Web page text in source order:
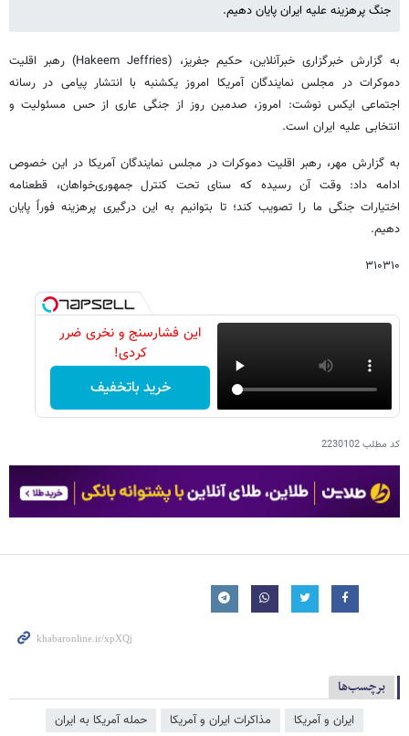
جنگ پرهزینه علیه ایران پایان دهیم.
به گزارش خبرگزاری خبرآنلاین، حکیم جفریز، (Hakeem Jeffries) رهبر اقلیت
دموکرات در مجلس نمایندگان آمریکا امروز یکشنبه با انتشار پیامی در رسانه
اجتماعی ایکس نوشت: امروز، صدمین روز از جنگی عاری از حس مسئولیت و
انتخابی علیه ایران است.
به گزارش مهر، رهبر اقلیت دموکرات در مجلس نمایندگان آمریکا در این خصوص
ادامه داد: وقت آن رسیده که سنای تحت کنترل جمهوری‌خواهان، قطعنامه
اختیارات جنگی ما را تصویب کند؛ تا بتوانیم به این درگیری پرهزینه فوراً پایان
دهیم.
۳۱۰۳۱۰
این فشارسنج و نخری ضرر
کردی!
خرید باتخفیف
کد مطلب2230102
برچسب‌ها
ایران و آمریکا مذاکرات ایران و آمریکا حمله آمریکا به ایران